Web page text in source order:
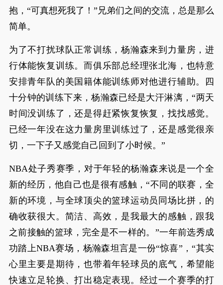
抱，“可真想死我了！”兄弟们之间的交流，总是那么
简单。
为了不打扰球队正常训练，杨瀚森来到力量房，进
行体能恢复训练。而俱乐部总经理张北海，也特意
安排青年队的美国籍体能训练师对他进行辅助。四
十分钟的训练下来，杨瀚森已经是大汗淋漓，“两天
时间没训练了，还是得赶紧恢复恢复，找找感觉。
已经一年没在这力量房里训练过了，还是感觉很亲
切，一下子又感觉自己回到了小时候。”
NBA处子秀赛季，对于年轻的杨瀚森来说是一个全
新的经历，他自己也是很有感触，“不同的联赛，全
新的环境，与全球顶尖的篮球运动员同场比拼，的
确收获很大。简洁、高效，是我最大的感触，跟我
之前接触的篮球，完全是不一样的。”一年前选秀成
功踏上NBA赛场，杨瀚森坦言是一份“惊喜”，“其实
心里主要是期待，也带着年轻球员的底气，希望能
快速立足轮换、打出稳定表现。经过一个赛季的打